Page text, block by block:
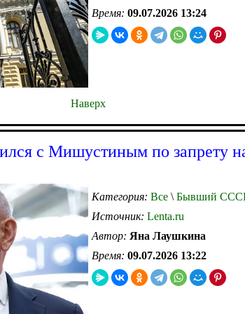
Время: 09.07.2026 13:24
Наверх
с Мишустиным по запрету
Категория: Все \ Бывший
Источник: Lenta.ru
Автор: Яна Лаушкина
Время: 09.07.2026 13:22